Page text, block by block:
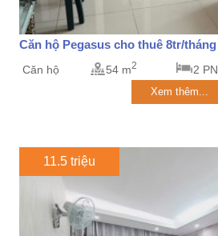
Căn hộ Pegasus cho thuê 8tr/tháng
Căn hộ 54 m2 2 PN
Xem thêm...
11.5 triệu